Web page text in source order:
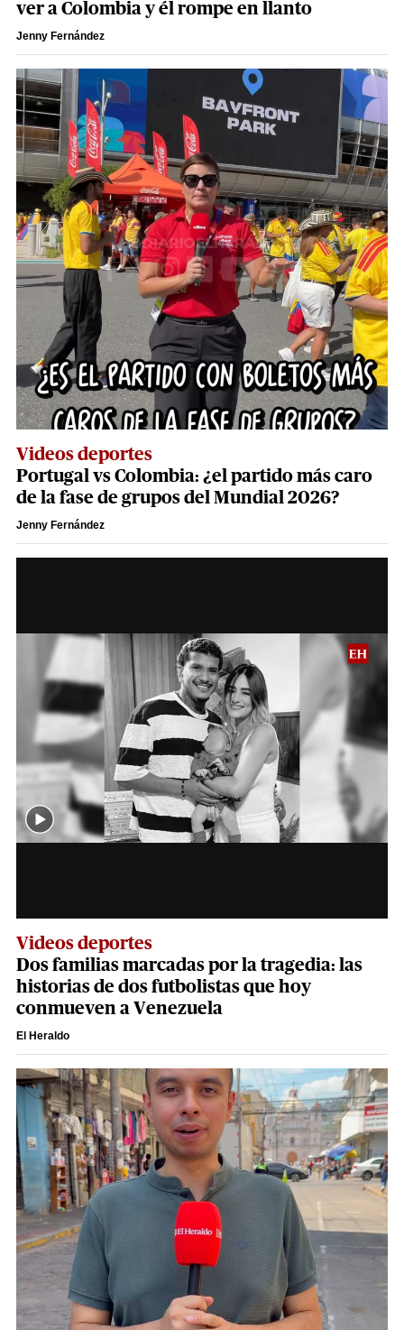
ver a Colombia y él rompe en llanto
Jenny Fernández
Videos deportes
Portugal vs Colombia: ¿el partido más caro
de la fase de grupos del Mundial 2026?
Jenny Fernández
Videos deportes
Dos familias marcadas por la tragedia: las
historias de dos futbolistas que hoy
conmueven a Venezuela
El Heraldo